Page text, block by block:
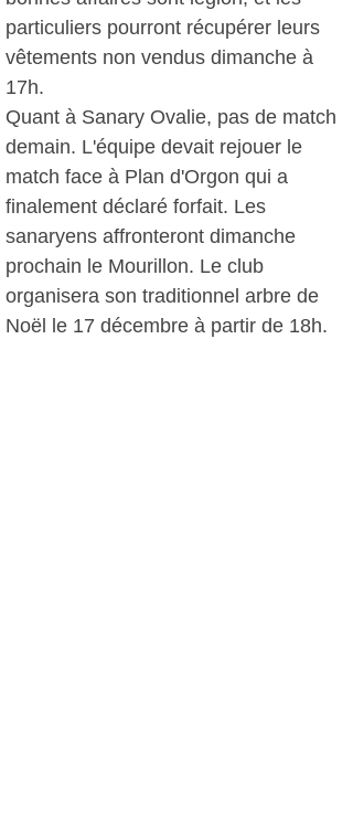
particuliers pourront récupérer leurs
vêtements non vendus dimanche à
17h.
Quant à Sanary Ovalie, pas de match
demain. L'équipe devait rejouer le
match face à Plan d'Orgon qui a
finalement déclaré forfait. Les
sanaryens affronteront dimanche
prochain le Mourillon. Le club
organisera son traditionnel arbre de
Noël le 17 décembre à partir de 18h.